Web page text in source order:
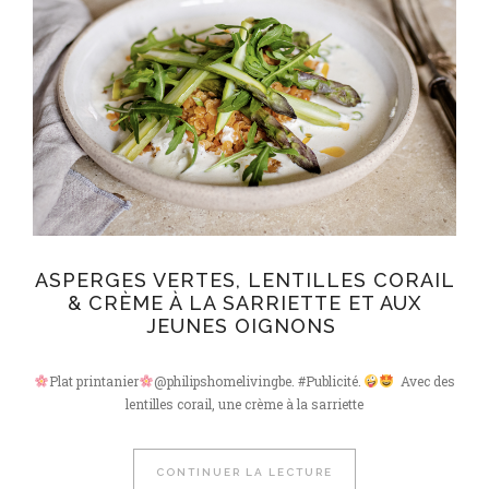
ASPERGES VERTES, LENTILLES CORAIL
& CRÈME À LA SARRIETTE ET AUX
JEUNES OIGNONS
Plat printanier @philipshomelivingbe. #Publicité.
Avec des
lentilles corail, une crème à la sarriette
CONTINUER LA LECTURE